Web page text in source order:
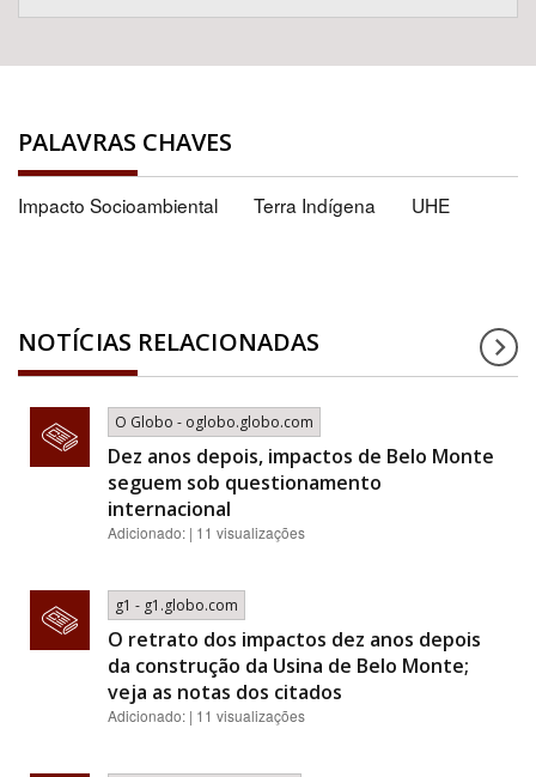
PALAVRAS CHAVES
Impacto Socioambiental Terra Indígena UHE
NOTÍCIAS RELACIONADAS
O Globo - oglobo.globo.com
Dez anos depois, impactos de Belo Monte
seguem sob questionamento
internacional
Adicionado: | 11 visualizações
g1 - g1.globo.com
O retrato dos impactos dez anos depois
da construção da Usina de Belo Monte;
veja as notas dos citados
Adicionado: | 11 visualizações